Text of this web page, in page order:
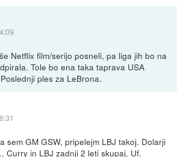
Netflix film/serijo posneli, pa liga jih bo na
Tole bo ena taka taprava USA
ples za LeBrona.
sem GM GSW, pripelejm LBJ takoj. Dolarji
Curry in LBJ zadnji 2 leti skupaj. Uf.